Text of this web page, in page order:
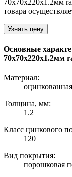
70х70х220х1.2мм
товара
Узнать цену
Основные
70х70х220х1.2мм
Материал:
Толщина, мм:
1.2
Класс цинкового
120
Вид покрытия:
порошковая